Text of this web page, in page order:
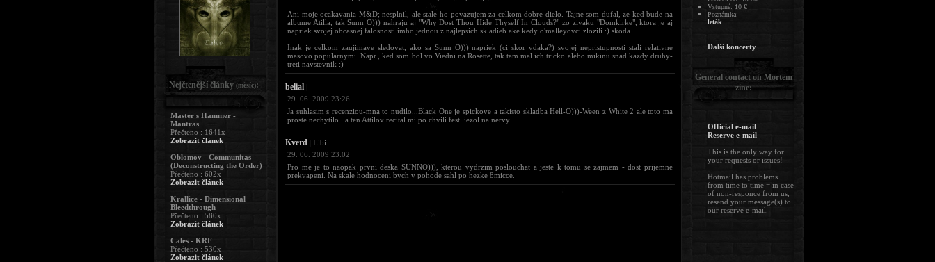
Ani moje ocakavania M&D; nesplnil, ale stale ho povazujem za celkom dobre dielo. Tajne som dufal, ze ked bude na
albume Atilla, tak Sunn O))) nahraju aj "Why Dost Thou Hide Thyself In Clouds?" zo zivaku "Domkirke", ktora je aj
napriek svojej obcasnej falosnosti imho jednou z najlepsich skladieb ake kedy o'malleyovci zlozili :) skoda
Inak je celkom zaujimave sledovat, ako sa Sunn O))) napriek (ci skor vdaka?) svojej nepristupnosti stali relativne
masovo popularnymi. Napr., ked som bol vo Viedni na Rosette, tak tam mal ich tricko alebo mikinu snad kazdy druhy-
treti navstevnik :)
belial
29. 06. 2009 23:26
Ja suhlasim s recenziou-mna to nudilo...Black One je spickove a takisto skladba Hell-O)))-Ween z White 2 ale toto ma
proste nechytilo...a ten Attilov recital mi po chvili fest liezol na nervy
Kverd
Libi
29. 06. 2009 23:02
Pro me je to naopak prvni deska SUNNO))), kterou vydrzim poslouchat a jeste k tomu se zajmem - dost prijemne
prekvapeni. Na skale hodnoceni bych v pohode sahl po hezke 8micce.
Nejčtenější články (měsíc):
Master's Hammer -
Mantras
Přečteno : 1641x
Zobrazit článek
Oblomov - Communitas
(Deconstructing the Order)
Přečteno : 602x
Zobrazit článek
Krallice - Dimensional
Bleedthrough
Přečteno : 580x
Zobrazit článek
Cales - KRF
Přečteno : 530x
Zobrazit článek
Vstupné: 10 €
Poznámka:
leták
Další koncerty
General contact on Mortem
zine:
Official e-mail
Reserve e-mail
This is the only way for
your requests or issues!
Hotmail has problems
from time to time = in case
of non-responce from us,
resend your message(s) to
our reserve e-mail.